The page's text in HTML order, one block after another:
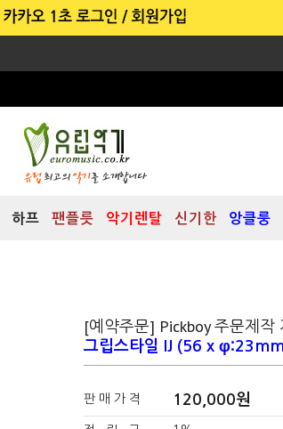
하프 팬플릇 악기렌탈 신기한 앙클룽
[예약주문] Pickboy 주문제작
그립스타일 IJ (56 x
판 매 가 격 120,000원